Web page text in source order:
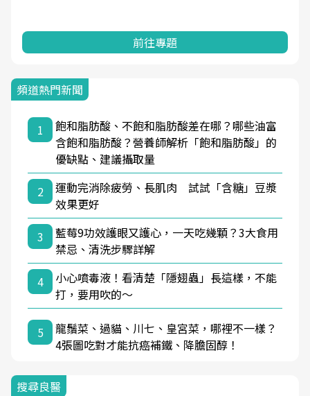
前往專題
頻道熱門新聞
1
飽和脂肪酸、不飽和脂肪酸差在哪？哪些油富
含飽和脂肪酸？營養師解析「飽和脂肪酸」的
優缺點、建議攝取量
2
運動完消除疲勞、長肌肉 試試「含糖」豆漿
效果更好
3
藍莓9功效護眼又護心，一天吃幾顆？3大食用
禁忌、清洗步驟詳解
4
小心噴毒液！看清楚「隱翅蟲」長這樣，不能
打，要用吹的～
5
龍鬚菜、過貓、川七、皇宮菜，哪裡不一樣？
4張圖吃對才能抗癌補鐵、降膽固醇！
搜尋良醫